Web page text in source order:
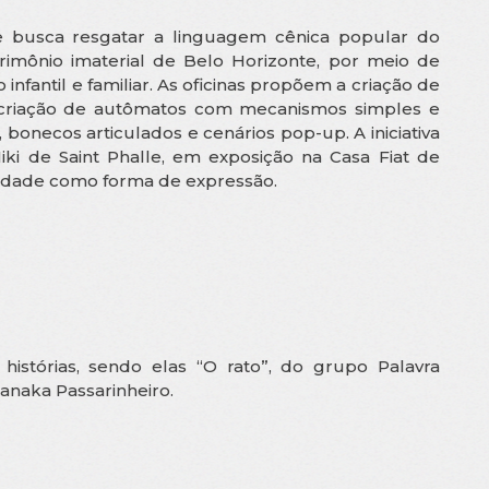
busca resgatar a linguagem cênica popular do
imaterial de Belo Horizonte, por meio de
infantil e familiar. As oficinas propõem a criação de
de autômatos com mecanismos simples e
articulados e cenários pop-up. A iniciativa
de Saint Phalle, em exposição na Casa Fiat de
como forma de expressão.
sendo elas “O rato”, do grupo Palavra
Passarinheiro.